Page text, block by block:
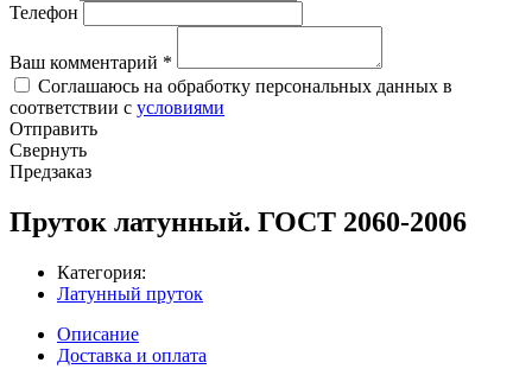
Телефон
Ваш комментарий *
Соглашаюсь на обработку персональных данных в
соответствии с условиями
Отправить
Свернуть
Предзаказ
Пруток латунный. ГОСТ 2060-2006
Категория:
Латунный пруток
Описание
Доставка и оплата